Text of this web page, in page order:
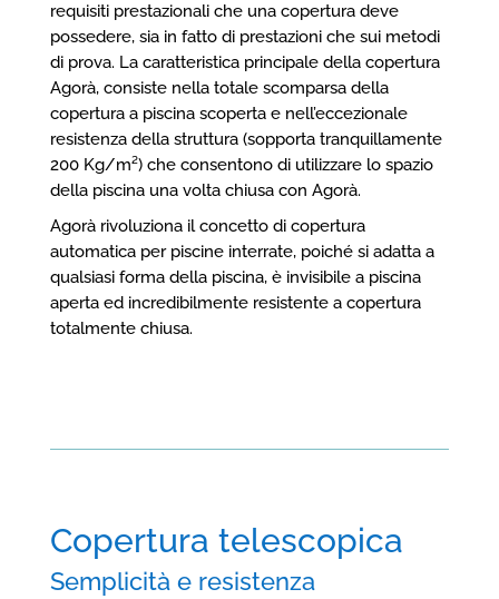
requisiti prestazionali che una copertura deve
possedere, sia in fatto di prestazioni che sui metodi
di prova. La caratteristica principale della copertura
Agorà, consiste nella totale scomparsa della
copertura a piscina scoperta e nell’eccezionale
resistenza della struttura (sopporta tranquillamente
200 Kg/m²) che consentono di utilizzare lo spazio
della piscina una volta chiusa con Agorà.
Agorà rivoluziona il concetto di copertura
automatica per piscine interrate, poiché si adatta a
qualsiasi forma della piscina, è invisibile a piscina
aperta ed incredibilmente resistente a copertura
totalmente chiusa.
Copertura telescopica
Semplicità e resistenza